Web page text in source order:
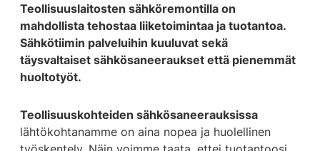
Teollisuuslaitosten sähköremontilla on
mahdollista tehostaa liiketoimintaa ja tuotantoa.
Sähkötiimin palveluihin kuuluvat sekä
täysvaltaiset sähkösaneeraukset että pienemmät
huoltotyöt.
Teollisuuskohteiden sähkösaneerauksissa
lähtökohtanamme on aina nopea ja huolellinen